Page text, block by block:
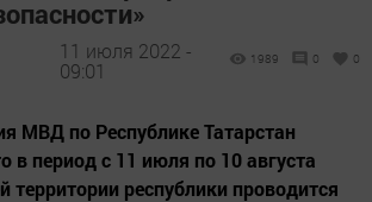
11 июля 2022 -
09:01
1989 0 0
МВД по Республике Татарстан
в период с 11 июля по 10 августа
территории республики проводится